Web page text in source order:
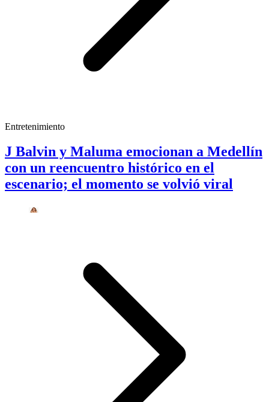
Entretenimiento
J Balvin y Maluma emocionan a Medellín
con un reencuentro histórico en el
escenario; el momento se volvió viral